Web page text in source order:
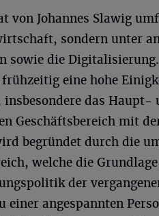
von Johannes Slawig
sondern unter
sowie die
eine hohe
das Haupt-
Geschäftsbereich mit
begründet durch die
welche die
der
einer angespannten